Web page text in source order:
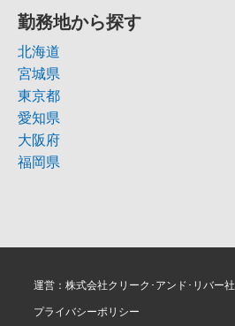
勤務地から探す
北海道
宮城県
東京都
愛知県
大阪府
福岡県
運営：株式会社クリーク･アンド･リバー社
プライバシーポリシー